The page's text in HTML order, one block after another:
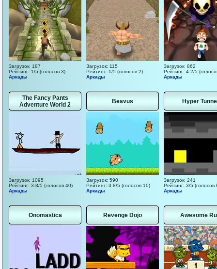
Загрузок: 187
Рейтинг: 1/5 (голосов 3)
Аркады
Загрузок: 115
Рейтинг: 1/5 (голосов 2)
Аркады
Загрузок: 862
Рейтинг: 4.2/5
Аркады
The Fancy Pants
Adventure World 2
Загрузок: 1095
Рейтинг: 3.8/5 (голосов 40)
Аркады
Beavus
Загрузок: 590
Рейтинг: 3.8/5 (голосов 10)
Аркады
Hyper
Загрузок: 241
Рейтинг: 3/5 (голосов
Аркады
Onomastica Revenge Dojo Awesome